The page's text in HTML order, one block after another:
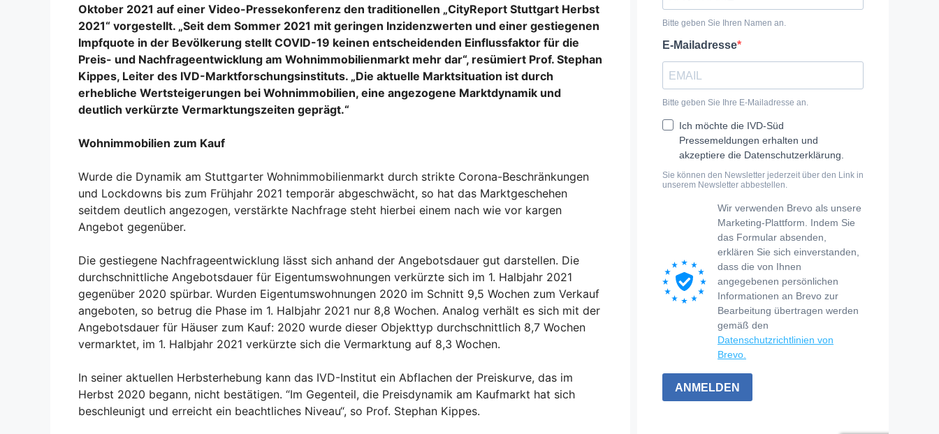
Oktober 2021 auf einer Video-Pressekonferenz den traditionellen „CityReport Stuttgart Herbst
2021“ vorgestellt. „Seit dem Sommer 2021 mit geringen Inzidenzwerten und einer gestiegenen
Impfquote in der Bevölkerung stellt COVID-19 keinen entscheidenden Einflussfaktor für die
Preis- und Nachfrageentwicklung am Wohnimmobilienmarkt mehr dar“, resümiert Prof. Stephan
Kippes, Leiter des IVD-Marktforschungsinstituts. „Die aktuelle Marktsituation ist durch
erhebliche Wertsteigerungen bei Wohnimmobilien, eine angezogene Marktdynamik und
deutlich verkürzte Vermarktungszeiten geprägt.“
Wohnimmobilien zum Kauf
Wurde die Dynamik am Stuttgarter Wohnimmobilienmarkt durch strikte Corona-Beschränkungen
und Lockdowns bis zum Frühjahr 2021 temporär abgeschwächt, so hat das Marktgeschehen
seitdem deutlich angezogen, verstärkte Nachfrage steht hierbei einem nach wie vor kargen
Angebot gegenüber.
Die gestiegene Nachfrageentwicklung lässt sich anhand der Angebotsdauer gut darstellen. Die
durchschnittliche Angebotsdauer für Eigentumswohnungen verkürzte sich im 1. Halbjahr 2021
gegenüber 2020 spürbar. Wurden Eigentumswohnungen 2020 im Schnitt 9,5 Wochen zum Verkauf
angeboten, so betrug die Phase im 1. Halbjahr 2021 nur 8,8 Wochen. Analog verhält es sich mit der
Angebotsdauer für Häuser zum Kauf: 2020 wurde dieser Objekttyp durchschnittlich 8,7 Wochen
vermarktet, im 1. Halbjahr 2021 verkürzte sich die Vermarktung auf 8,3 Wochen.
In seiner aktuellen Herbsterhebung kann das IVD-Institut ein Abflachen der Preiskurve, das im
Herbst 2020 begann, nicht bestätigen. “Im Gegenteil, die Preisdynamik am Kaufmarkt hat sich
beschleunigt und erreicht ein beachtliches Niveau“, so Prof. Stephan Kippes.